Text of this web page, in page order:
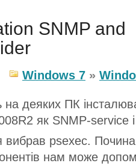
SNMP and
Windows 7 »
на деяких ПК
як SNMP-service
я вибрав psexec.
нам може